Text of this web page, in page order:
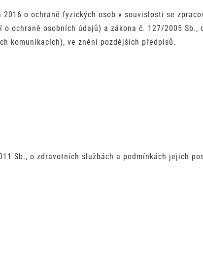
o ochraně fyzických osob v souvislosti se
ochraně osobních údajů) a zákona č. 127/2005 Sb.,
komunikacích), ve znění pozdějších předpisů.
Sb., o zdravotních službách a podmínkách jejich